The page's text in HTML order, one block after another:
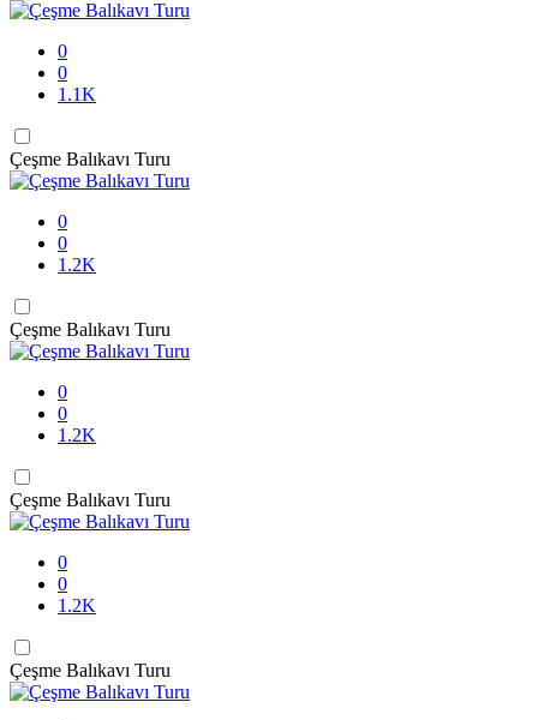
0
0
1.1K
Çeşme Balıkavı Turu
0
0
1.2K
Çeşme Balıkavı Turu
0
0
1.2K
Çeşme Balıkavı Turu
0
0
1.2K
Çeşme Balıkavı Turu